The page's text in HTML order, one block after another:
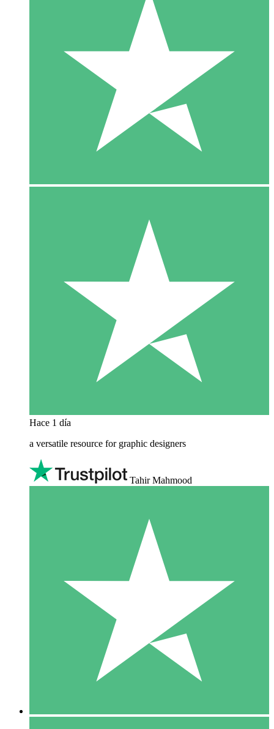
Hace 1 día
a versatile resource for graphic designers
Tahir Mahmood